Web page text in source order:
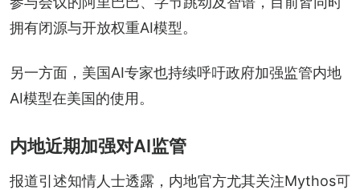
拥有闭源与开放权重AI模型。
另一方面，美国AI专家也持续呼吁政府加强监管内地
AI模型在美国的使用。
内地近期加强对AI监管
报道引述知情人士透露，内地官方尤其关注Mythos可